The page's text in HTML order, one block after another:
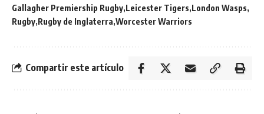
Gallagher Premiership Rugby Leicester Tigers London Wasps
Rugby Rugby de Inglaterra Worcester Warriors
Compartir este artículo